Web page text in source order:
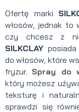
Ofertę marki
włosów, jednak to
czy chcesz z
SILKCLAY
do włosów, które
fryzur. Spray do
który możesz
teksturę i
sprawdzi się